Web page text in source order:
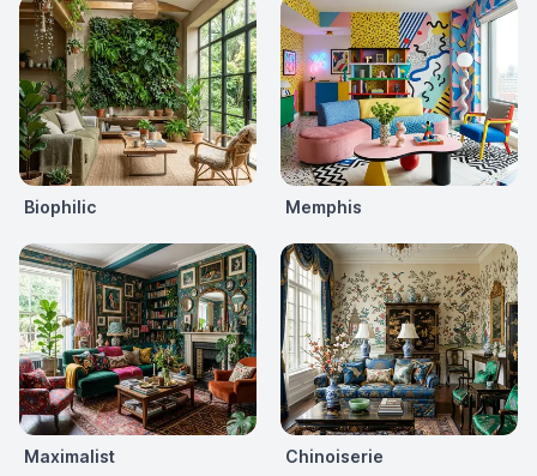
Biophilic Memphis
Maximalist Chinoiserie